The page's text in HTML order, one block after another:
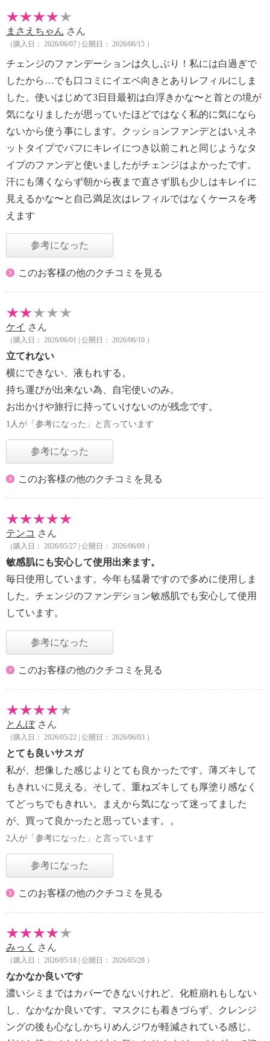
まさえちゃん さん
（購入日： 2026/06/07 | 公開日： 2026/06/15 ）
チェンジのファンデーションは久しぶり！私には白過ぎで
したから…でも口コミにイエベ向きとありレフィルにしま
した。使いはじめて3日目最初は白浮きかな〜と首との境が
気になりましたが思っていたほどではなく私的に気になら
ないから使う事にします。クッションファンデとはいえネ
ットタイプでパフにキレイにつき以前これと同じようなタ
イプのファンデと使いましたがチェンジはよかったです。
汗にも薄くならず朝から夜まで直さず肌も少しはキレイに
見えるかな〜と自己満足次はレフィルではなくケースを考
えます
参考になった
このお客様の他のクチコミを見る
ケイ さん
（購入日： 2026/06/01 | 公開日： 2026/06/10 ）
立てれない
横にできない、液もれする。
持ち運びが出来ない為、自宅使いのみ。
お出かけや旅行に持っていけないのが残念です。
1人が「参考になった」と言っています
参考になった
このお客様の他のクチコミを見る
テンコ さん
（購入日： 2026/05/27 | 公開日： 2026/06/09 ）
敏感肌にも安心して使用出来ます。
毎日使用しています。今年も猛暑ですので多めに使用しま
した。チェンジのファンデション敏感肌でも安心して使用
しています。
参考になった
このお客様の他のクチコミを見る
とんぼさん
（購入日： 2026/05/22 | 公開日： 2026/06/03 ）
とても良いサスガ
私が、想像した感じよりとても良かったです。薄ズキして
もきれいに見える。そして、重ねズキしても厚塗り感なく
てどっちでもきれい。まえから気になって迷ってました
が、買って良かったと思っています。。
2人が「参考になった」と言っています
参考になった
このお客様の他のクチコミを見る
みっく さん
（購入日： 2026/05/18 | 公開日： 2026/05/28 ）
なかなか良いです
濃いシミまではカバーできないけれど、化粧崩れもしない
し、なかなか良いです。マスクにも着きづらず、クレンジ
ングの後も心なしかちりめんジワが軽減されている感じ。